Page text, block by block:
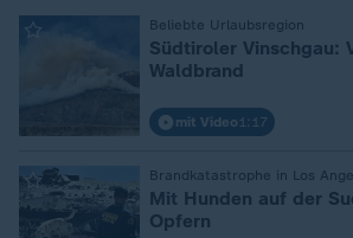
Beliebte Urlaubsregion
Südtiroler Vinschgau:
Waldbrand
mit Video 1:17
Brandkatastrophe in Los
:
Mit Hunden auf der
Opfern